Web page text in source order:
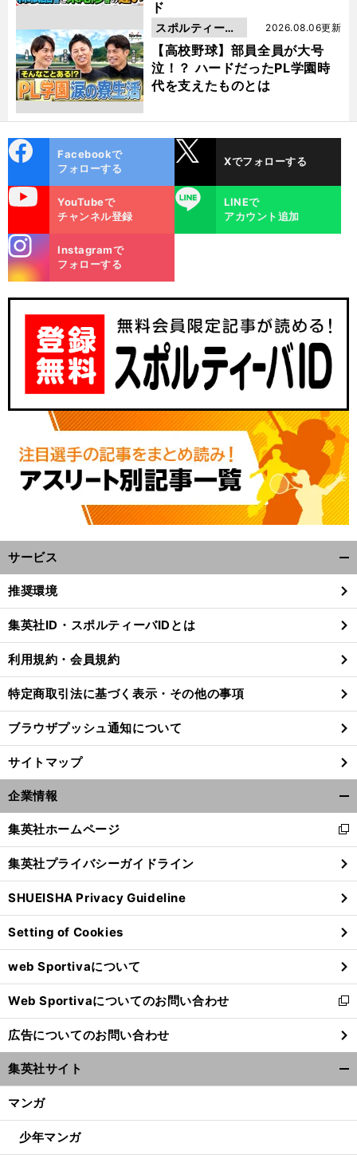
ド
【高校野球】部員全員が大号
泣！？ ハードだったPL学園時
代を支えたものとは
2026.08.06更新
スポルティーバ
動画
ok
Facebookで
フォローする
Xでフォローする
YouTubeで
チャンネル登録
LINE
LINEで
アカウント追加
m
Instagramで
フォローする
サービス
閉
る
推奨環境
集英社ID・スポルティーバIDとは
利用規約・会員規約
特定商取引法に基づく表示・その他の事項
ブラウザプッシュ通知について
サイトマップ
企業情報
閉
る
集英社ホームページ
新
し
い
ウ
ィ
ン
ド
ウ
で
開
く
集英社プライバシーガイドライン
SHUEISHA Privacy Guideline
Setting of Cookies
web Sportivaについて
Web Sportivaについてのお問い合わせ
新
し
い
ウ
ィ
ン
ウ
広告についてのお問い合わせ
集英社サイト
マンガ
少年マンガ